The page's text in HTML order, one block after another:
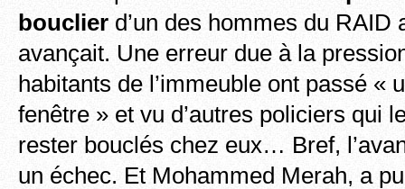
bouclier d’un des hommes du RAID
avançait. Une erreur due à la
habitants de l’immeuble ont passé «
fenêtre » et vu d’autres policiers qui
rester bouclés chez eux… Bref,
un échec. Et Mohammed Merah, a